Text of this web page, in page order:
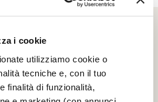
i cookie
utilizziamo cookie o
tecniche e, con il tuo
finalità di funzionalità,